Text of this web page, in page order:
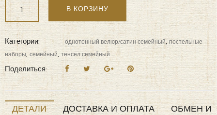
Количество
"KAZANOV.A"
Lindor
J'Adore
(лаванда)
Постельные
наборы
семейный
В КОРЗИНУ
Категории: однотонный велюр/сатин семейный,постельные
наборы, семейный, тенсел семейный
Поделиться:
ДЕТАЛИ ДОСТАВКА И ОПЛАТА ОБМЕН И